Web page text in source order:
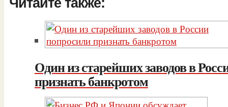
Один из старейших заводов в
признать банкротом